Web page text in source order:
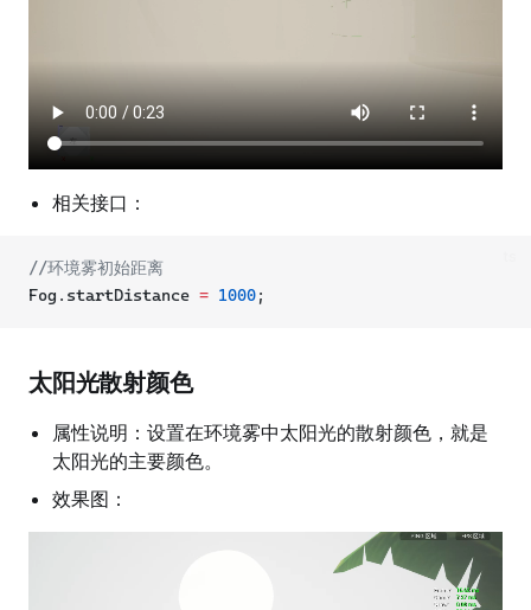
相关接口：
//环境雾初始距离
Fog.startDistance = 1000;
太阳光散射颜色
属性说明：设置在环境雾中太阳光的散射颜色，就是
太阳光的主要颜色。
效果图：